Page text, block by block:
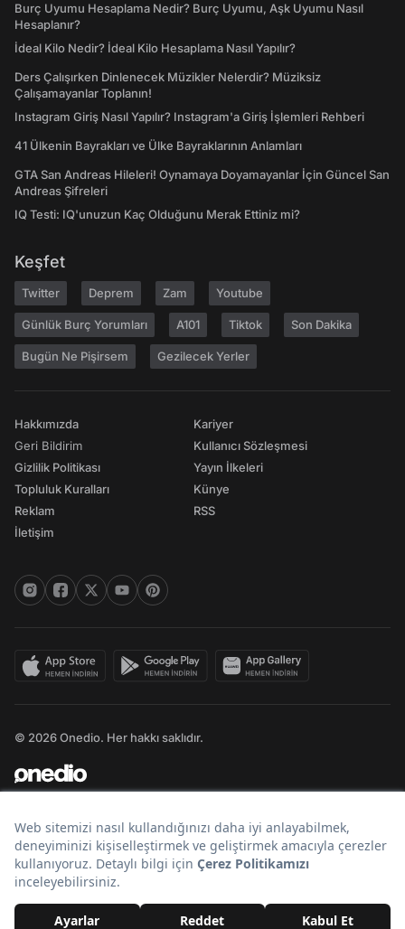
Burç Uyumu Hesaplama Nedir? Burç Uyumu, Aşk Uyumu Nasıl
Hesaplanır?
İdeal Kilo Nedir? İdeal Kilo Hesaplama Nasıl Yapılır?
Ders Çalışırken Dinlenecek Müzikler Nelerdir? Müziksiz
Çalışamayanlar Toplanın!
Instagram Giriş Nasıl Yapılır? Instagram'a Giriş İşlemleri Rehberi
41 Ülkenin Bayrakları ve Ülke Bayraklarının Anlamları
GTA San Andreas Hileleri! Oynamaya Doyamayanlar İçin Güncel San
Andreas Şifreleri
IQ Testi: IQ'unuzun Kaç Olduğunu Merak Ettiniz mi?
Keşfet
Twitter Deprem Zam Youtube
Günlük Burç Yorumları A101 Tiktok Son Dakika
Bugün Ne Pişirsem Gezilecek Yerler
Hakkımızda
Geri Bildirim
Gizlilik Politikası
Topluluk Kuralları
Reklam
İletişim
Kariyer
Kullanıcı Sözleşmesi
Yayın İlkeleri
Künye
RSS
© 2026 Onedio. Her hakkı saklıdır.
Bir markasıdır.